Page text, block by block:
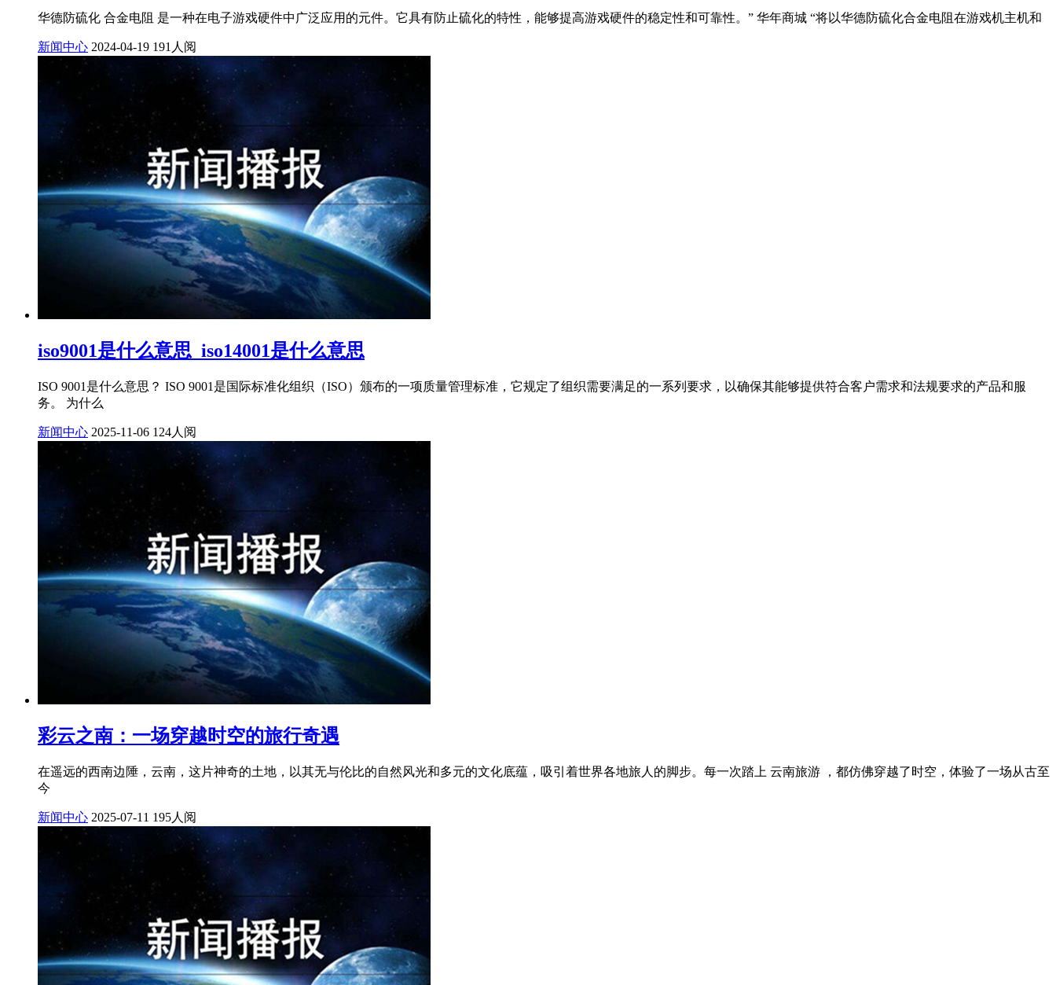
华德防硫化 合金电阻 是一种在电子游戏硬件中广泛应用的元件。它具有防止硫化的特性，能够提高游戏硬件的稳定性和可靠性。” 华年商城 “将以华德防硫化合金电阻在游戏机主机和
新闻中心 2024-04-19 191人阅
iso9001是什么意思_iso14001是什么意思
ISO 9001是什么意思？ ISO 9001是国际标准化组织（ISO）颁布的一项质量管理标准，它规定了组织需要满足的一系列要求，以确保其能够提供符合客户需求和法规要求的产品和服
务。 为什么
新闻中心 2025-11-06 124人阅
彩云之南：一场穿越时空的旅行奇遇
在遥远的西南边陲，云南，这片神奇的土地，以其无与伦比的自然风光和多元的文化底蕴，吸引着世界各地旅人的脚步。每一次踏上 云南旅游 ，都仿佛穿越了时空，体验了一场从古至
今
新闻中心 2025-07-11 195人阅